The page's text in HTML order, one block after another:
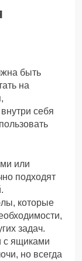
быть
на
себя
или
подходят
которые
задач.
с ящиками
но всегда